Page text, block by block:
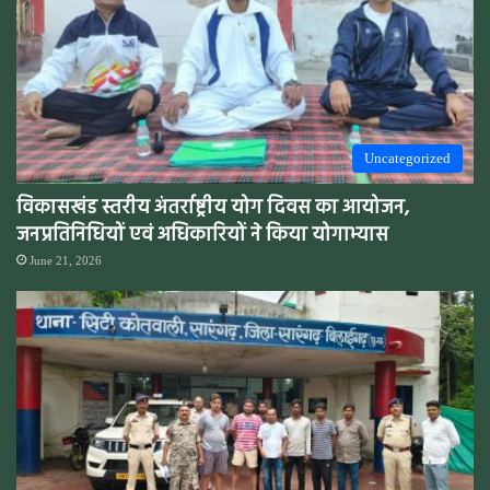
Uncategorized
विकासखंड स्तरीय अंतर्राष्ट्रीय योग दिवस का आयोजन,
जनप्रतिनिधियों एवं अधिकारियों ने किया योगाभ्यास
June 21, 2026